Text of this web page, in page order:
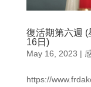
復活期第六週 (
16日)
May 16, 2023 |
https://